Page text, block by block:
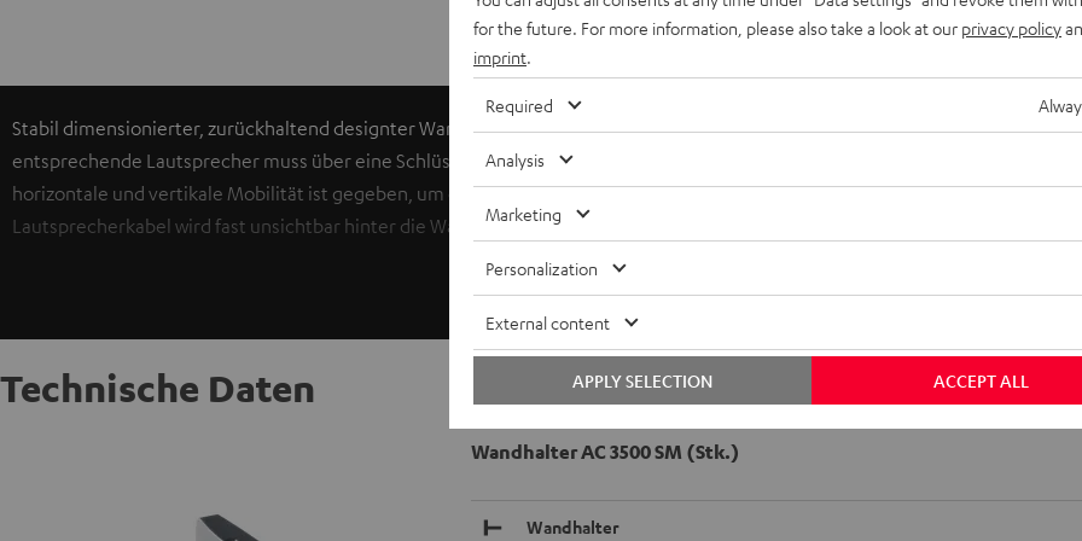
Stabil dimensionierter, zurückhaltend designter Wandhalter aus schwerem Metall für Micro-Lautsprecher. Der
entsprechende Lautsprecher muss über eine Schlüssellochhalterung oder ein M6-Gewinde an der Rückwand verfügen. Eine
horizontale und vertikale Mobilität ist gegeben, um die Boxen genau auf die Hörposition auszurichten. Das
Lautsprecherkabel wird fast unsichtbar hinter die Wandhalterabdeckung geführt.
Technische Daten
Wandhalter AC 3500 SM (Stk.)
Wandhalter
for the future. For more information, please also take a look at our privacy policy
imprint
Required
Analysis
Marketing
Personalization
External content
ACCEPT ALL
APPLY SELECTION